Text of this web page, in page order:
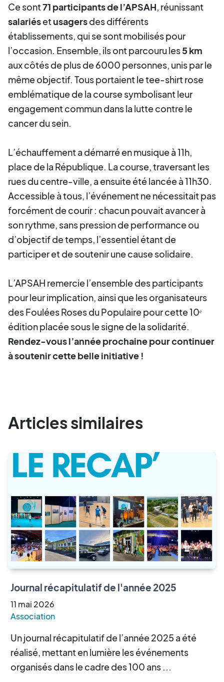
Ce sont71 participants de l’APSAH, réunissant
salariésetusagersdes différents
établissements, qui se sont mobilisés pour
l’occasion. Ensemble, ils ont parcouru les5 km
aux côtés de plus de 6000 personnes, unis par le
même objectif. Tous portaient le tee-shirt rose
emblématique de la course symbolisant leur
engagement commun dans la lutte contre le
cancer du sein.
L’échauffement a démarré en musique à 11h,
place de la République. La course, traversant les
rues du centre-ville, a ensuite été lancée à 11h30.
Accessible à tous, l’événement ne nécessitait pas
forcément de courir : chacun pouvait avancer à
son rythme, sans pression de performance ou
d’objectif de temps, l’essentiel étant de
participer et de soutenir une cause solidaire.
L’APSAH remercie l’ensemble des participants
pour leur implication, ainsi que les organisateurs
des Foulées Roses du Populaire pour cette 10ᵉ
édition placée sous le signe de la solidarité.
Rendez-vous l’année prochaine pour continuer
à soutenir cette belle initiative !
Articles similaires
Journal récapitulatif de l'année 2025
11 mai 2026
Association
Un journal récapitulatif de l’année 2025 a été
réalisé, mettant en lumière les événements
organisés dans le cadre des 100 ans ...